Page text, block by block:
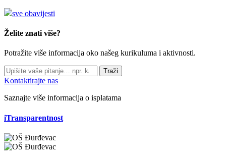
sve obavijesti
Želite znati više?
Potražite više informacija oko našeg kurikuluma i aktivnosti.
Traži
Kontaktirajte nas
Saznajte više informacija o isplatama
iTransparentnost